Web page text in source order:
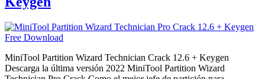
MiniTool Partition Wizard Technician Crack 12.6 + Keygen
Descarga la última versión 2022 MiniTool Partition Wizard